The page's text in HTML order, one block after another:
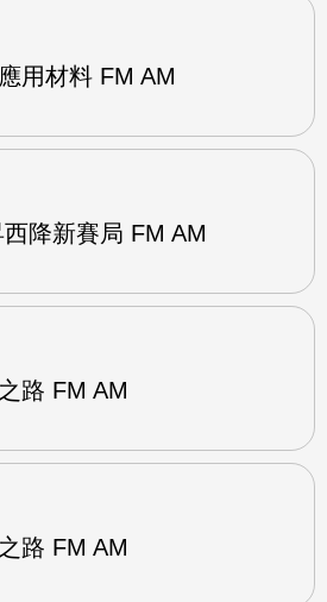
用材料 FM AM
降新賽局 FM AM
路 FM AM
路 FM AM